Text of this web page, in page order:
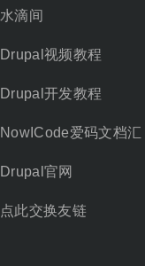
水滴间
Drupal视频教程
Drupal开发教程
NowICode爱码文档汇
Drupal官网
点此交换友链